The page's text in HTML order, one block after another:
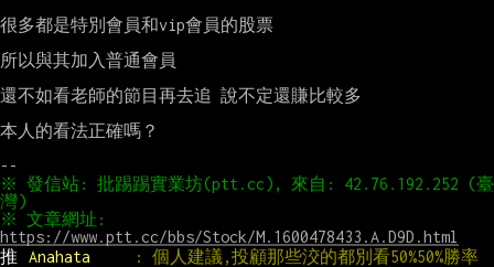
很多都是特別會員和vip會員的股票
所以與其加入普通會員
還不如看老師的節目再去追 說不定還賺比較多
本人的看法正確嗎？
※ 發信站: 批踢踢實業坊(ptt.cc), 來自: 42.76.192.252 (臺
https://www.ptt.cc/bbs/Stock/M.1600478433.A.D9D.html
推
Anahata
: 個人建議,投顧那些洨的都別看50%50%勝率